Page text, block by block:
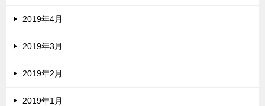
2019年4月
2019年3月
2019年2月
2019年1月